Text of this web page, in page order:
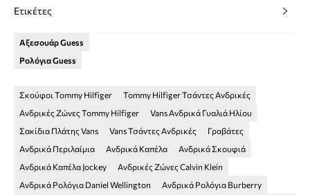
Ετικέτες
Αξεσουάρ Guess
Ρολόγια Guess
Σκούφοι Tommy Hilfiger
Tommy Hilfiger Τσάντες Ανδρικές
Ανδρικές Ζώνες Tommy Hilfiger
Vans Ανδρικά Γυαλιά Ηλίου
Σακίδια Πλάτης Vans
Vans Τσάντες Ανδρικές
Γραβάτες
Ανδρικά Περιλαίμια
Ανδρικά Καπέλα
Ανδρικά Σκουφιά
Ανδρικά Καπέλα Jockey
Ανδρικές Ζώνες Calvin Klein
Ανδρικά Ρολόγια Daniel Wellington
Ανδρικά Ρολόγια Burberry